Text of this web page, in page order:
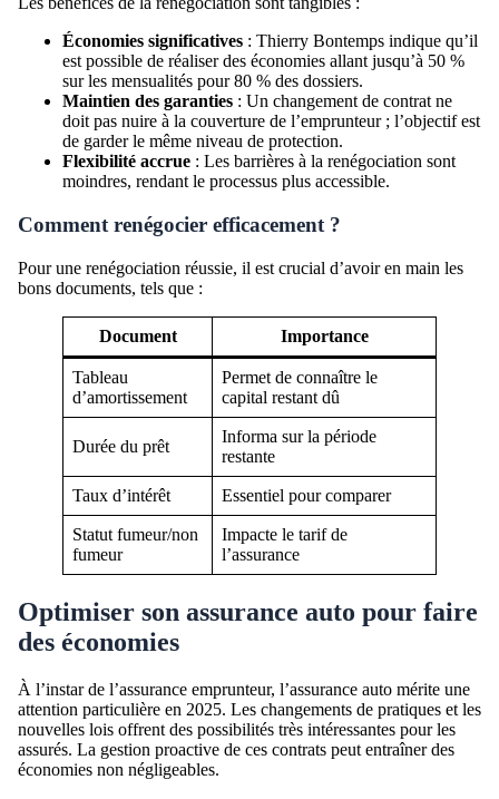
Économies significatives : Thierry Bontemps indique qu’il
est possible de réaliser des économies allant jusqu’à 50 %
sur les mensualités pour 80 % des dossiers.
Maintien des garanties : Un changement de contrat ne
doit pas nuire à la couverture de l’emprunteur ; l’objectif est
de garder le même niveau de protection.
Flexibilité accrue : Les barrières à la renégociation sont
moindres, rendant le processus plus accessible.
Comment renégocier efficacement ?
Pour une renégociation réussie, il est crucial d’avoir en main les
bons documents, tels que :
Document Importance
Tableau
d’amortissement
Permet de connaître le
capital restant dû
Durée du prêt
Informa sur la période
restante
Taux d’intérêt Essentiel pour comparer
Statut fumeur/non
fumeur
Impacte le tarif de
l’assurance
Optimiser son assurance auto pour faire
des économies
À l’instar de l’assurance emprunteur, l’assurance auto mérite une
attention particulière en 2025. Les changements de pratiques et les
nouvelles lois offrent des possibilités très intéressantes pour les
assurés. La gestion proactive de ces contrats peut entraîner des
économies non négligeables.